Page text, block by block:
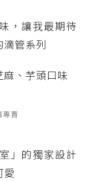
，讓我最期待
管系列
、芋頭口味
專賣
」的獨家設計
愛